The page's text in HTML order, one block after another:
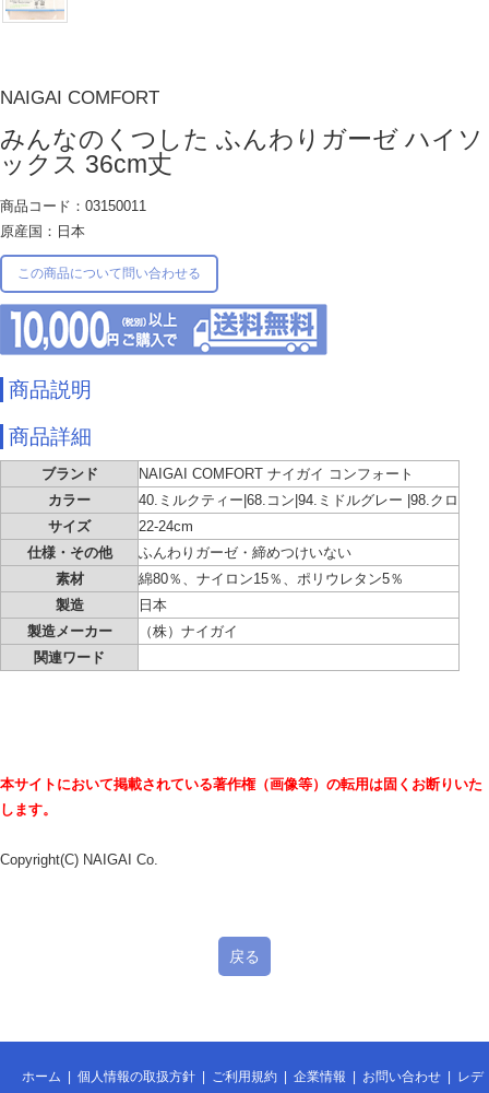
NAIGAI COMFORT
みんなのくつした ふんわりガーゼ ハイソ
ックス 36cm丈
商品コード：03150011
原産国：日本
この商品について問い合わせる
商品説明
商品詳細
ブランド
NAIGAI COMFORT ナイガイ コンフォート
カラー
40.ミルクティー|68.コン|94.ミドルグレー |98.クロ
サイズ
22-24cm
仕様・その他
ふんわりガーゼ・締めつけいない
素材
綿80％、ナイロン15％、ポリウレタン5％
製造
日本
製造メーカー
（株）ナイガイ
関連ワード
本サイトにおいて掲載されている著作権（画像等）の転用は固くお断りいた
します。
Copyright(C) NAIGAI Co.
戻る
ホーム 個人情報の取扱方針 ご利用規約 企業情報 お問い合わせ レデ